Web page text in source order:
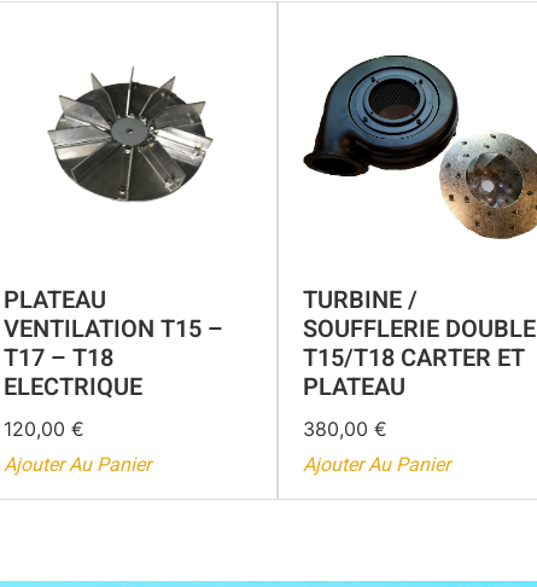
PLATEAU
VENTILATION T15 –
T17 – T18
ELECTRIQUE
120,00 €
Ajouter Au Panier
TURBINE /
SOUFFLERIE DOUBLE
T15/T18 CARTER ET
PLATEAU
380,00 €
Ajouter Au Panier